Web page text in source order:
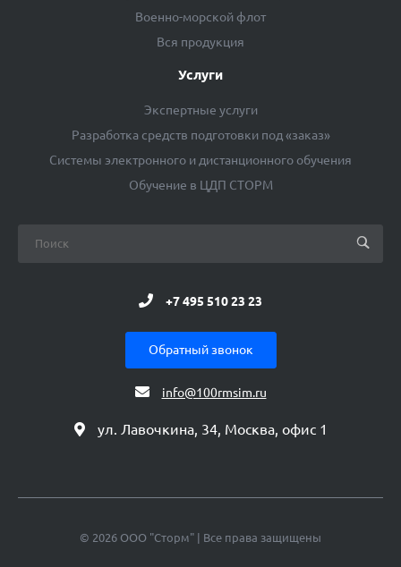
Военно-морской флот
Вся продукция
Услуги
Экспертные услуги
Разработка средств подготовки под «заказ»
Системы электронного и дистанционного обучения
Обучение в ЦДП СТОРМ
+7 495 510 23 23
Обратный звонок
info@100rmsim.ru
ул. Лавочкина, 34, Москва, офис 1
© 2026 ООО "Сторм" | Все права защищены